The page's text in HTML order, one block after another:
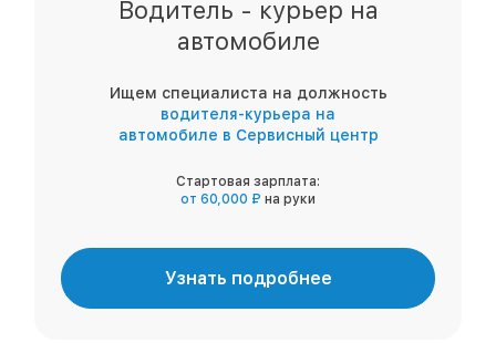
Водитель - курьер на
автомобиле
Ищем специалиста на должность
водителя-курьера на
автомобиле в Сервисный центр
Стартовая зарплата:
от 60,000 ₽ на руки
Узнать подробнее